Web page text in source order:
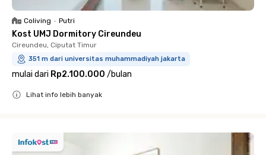
Coliving • Putri
Kost UMJ Dormitory Cireundeu
Cireundeu, Ciputat Timur
351 m dari universitas muhammadiyah jakarta
mulai dari Rp2.100.000 /bulan
Lihat info lebih banyak